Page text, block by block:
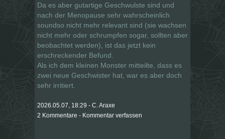
Da es aber gutartige Geschwulste sind und
nach der Menopause sehr wahrscheinlich
soundso nicht mehr relevant sind (sie wachsen
nicht mehr oder schrumpfen sogar, sollten aber
beobachtet werden), ist das jetzt kein
erschreckender Befund.
Als ich dem kleinen Monster mitteilte, dass es
zwei neue Geschwister hat, war es aber doch
sehr irritiert.
2026.05.07, 18:29 - C. Araxe
2 Kommentare - Kommentar verfassen